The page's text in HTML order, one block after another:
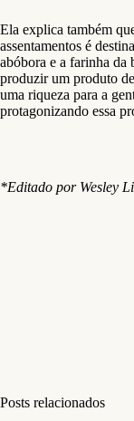
Ela explica também
assentamentos é
abóbora e a farinha da
produzir um produto
uma riqueza para a
protagonizando essa
*Editado por Wesley
Posts relacionados